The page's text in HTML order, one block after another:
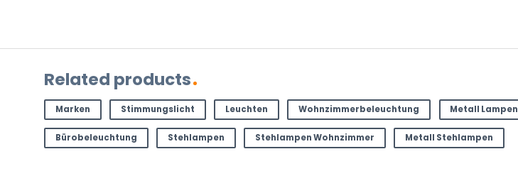
Produkt?
Related products
Marken Stimmungslicht Leuchten Wohnzimmerbeleuchtung Metall Lampen
Bürobeleuchtung Stehlampen Stehlampen Wohnzimmer Metall Stehlampen